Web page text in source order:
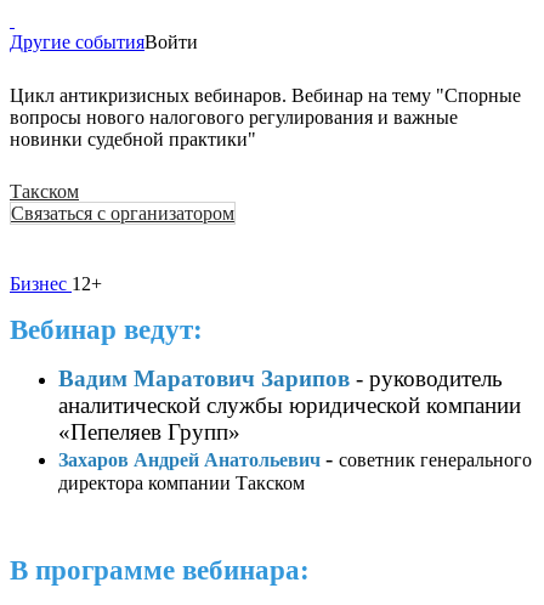
Другие событияВойти
Цикл антикризисных вебинаров. Вебинар на тему "Спорные
вопросы нового налогового регулирования и важные
новинки судебной практики"
Такском
Связаться с организатором
Бизнес 12+
Вебинар ведут:
Вадим Маратович Зарипов - руководитель
аналитической службы юридической компании
«Пепеляев Групп»
Захаров Андрей Анатольевич - советник генерального
директора компании Такском
В программе вебинара: